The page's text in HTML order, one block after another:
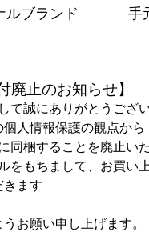
ルブランド 手
廃止のお知らせ】
て誠にありがとうござ
人情報保護の観点から
同梱することを廃止い
をもちまして、お買い
きます
お願い申し上げます。